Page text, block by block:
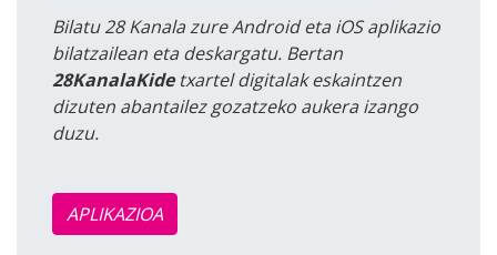
Bilatu 28 Kanala zure Android eta iOS aplikazio
bilatzailean eta deskargatu. Bertan
28KanalaKidetxartel digitalak eskaintzen
dizuten abantailez gozatzeko aukera izango
duzu.
APLIKAZIOA